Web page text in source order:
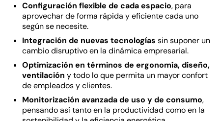
Configuración flexible de cada espacio, para
aprovechar de forma rápida y eficiente cada uno
según se necesite.
Integración de nuevas tecnologías sin suponer un
cambio disruptivo en la dinámica empresarial.
Optimización en términos de ergonomía, diseño,
ventilación y todo lo que permita un mayor confort
de empleados y clientes.
Monitorización avanzada de uso y de consumo,
pensando así tanto en la productividad como en la